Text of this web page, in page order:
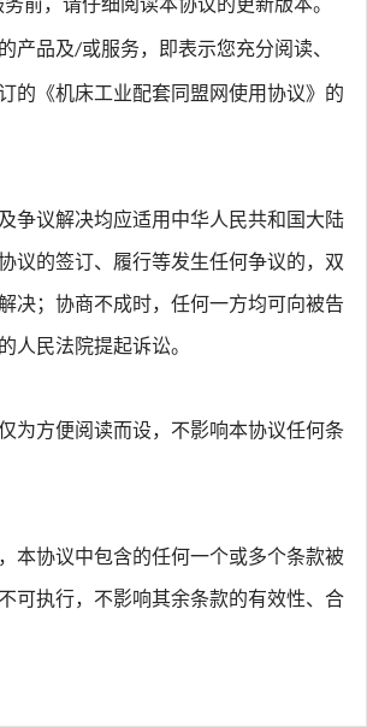
务前，请仔细阅读本协议的更新版本。
产品及/或服务，即表示您充分阅读、
的《机床工业配套同盟网使用协议》的
争议解决均应适用中华人民共和国大陆
议的签订、履行等发生任何争议的，双
决；协商不成时，任何一方均可向被告
人民法院提起诉讼。
为方便阅读而设，不影响本协议任何条
本协议中包含的任何一个或多个条款被
可执行，不影响其余条款的有效性、合